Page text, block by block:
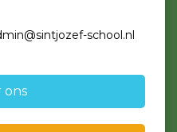
school.nl
ons